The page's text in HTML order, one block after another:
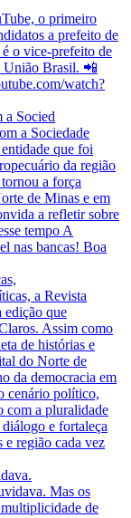
Socied